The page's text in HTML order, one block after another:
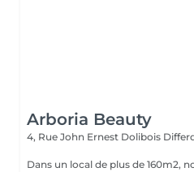
Arboria Beauty
4, Rue John Ernest Dolibois
Dans un local de plus de 160m2,